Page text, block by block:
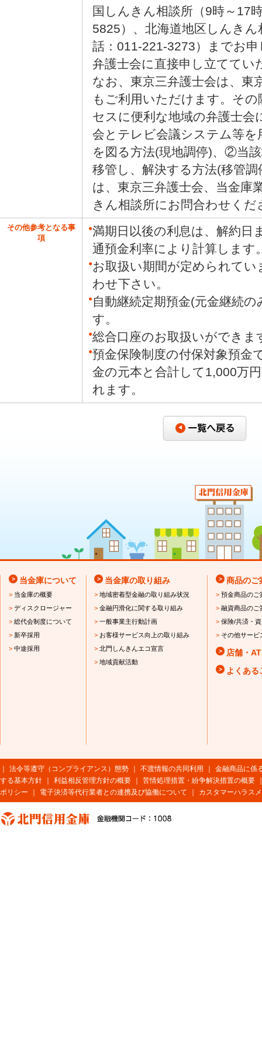
国しんきん相談所（9時～17
5825）、北海道地区しんき
話：011-221-3273）までお
弁護士会に直接申し立ててい
なお、東京三弁護士会は、東
もご利用いただけます。そ
セスに便利な地域の弁護士会
会とテレビ会議システム等を
を図る方法(現地調停)、②当
移管し、解決する方法(移管
は、東京三弁護士会、当金庫
きん相談所にお問合わせくだ
その他参考となる事
項
●満期日以後の利息は、解約日
通預金利率により計算します
●お取扱い期間が定められて
わせ下さい。
● 自動継続定期預金(元金継続
す。
●総合口座のお取扱いができま
●預金保険制度の付保対象預金
金の元本と合計して1,000万
れます。
当金庫について
> 当金庫の概要
> ディスクロージャー
> 総代会制度について
> 新卒採用
> 中途採用
当金庫の取り組み
> 地域密着型金融の取り組み状況
> 金融円滑化に関する取り組み
> 一般事業主行動計画
> お客様サービス向上の取り組み
> 北門しんきんエコ宣言
> 地域貢献活動
商品のご
> 預金商品のご
> 融資商品のご
> 保険/共済・
> その他サービ
店舗・
よくある
法令等遵守（コンプライアンス）態勢 不渡情報の共同利用
金融商品に係
する基本方針
利益相反管理方針の概要 苦情処理措置・紛争解決措置の概要
ポリシー
電子決済等代行業者との連携及び協働について カスタマーハラス